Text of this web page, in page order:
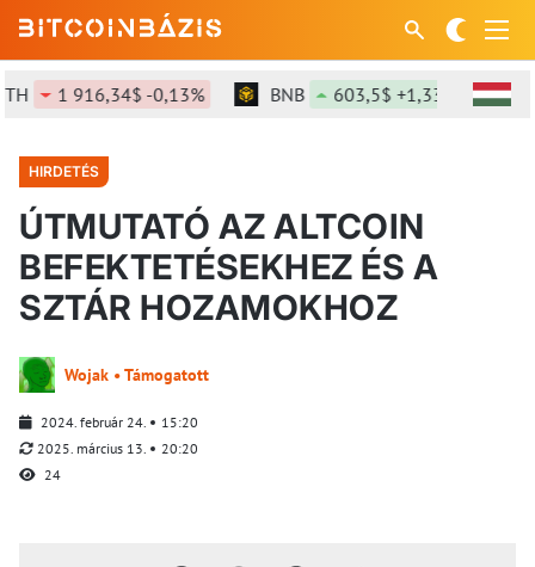
1 916,34$ -0,13% BNB 603,5$ +1,33% SOL
HIRDETÉS
ÚTMUTATÓ AZ ALTCOIN
BEFEKTETÉSEKHEZ ÉS A
SZTÁR HOZAMOKHOZ
Wojak • Támogatott
2024. február 24.
15:20
2025. március 13.
20:20
24